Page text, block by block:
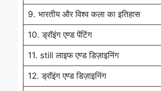
9. भारतीय और विश्व कला का इतिहास
10. ड्रॉइंग एण्ड पेंटिंग
11. still लाइफ एण्ड डिज़ाइनिंग
12. ड्रॉइंग एण्ड डिज़ाइनिंग